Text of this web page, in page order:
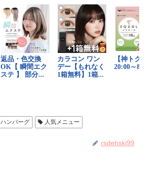
ハンバーグ 人気メニュー
rsdehski99